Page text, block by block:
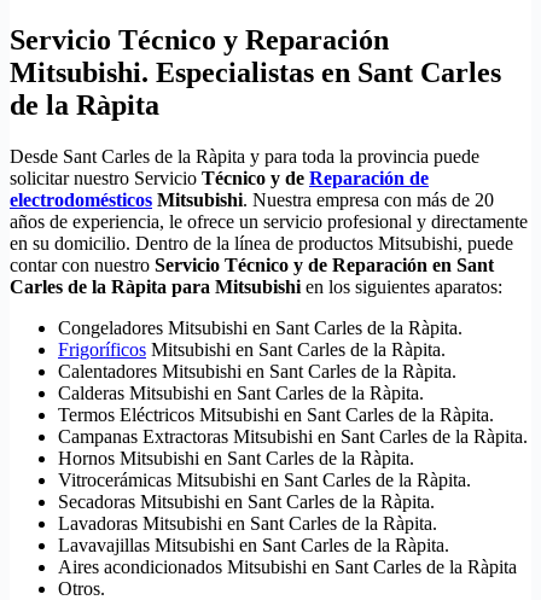
Servicio Técnico y Reparación
Mitsubishi. Especialistas en Sant Carles
de la Ràpita
Desde Sant Carles de la Ràpita y para toda la provincia puede
solicitar nuestro Servicio Técnico y de Reparación de
electrodomésticos Mitsubishi. Nuestra empresa con más de 20
años de experiencia, le ofrece un servicio profesional y directamente
en su domicilio. Dentro de la línea de productos Mitsubishi, puede
contar con nuestro Servicio Técnico y de Reparación en Sant
Carles de la Ràpita para Mitsubishi en los siguientes aparatos:
Congeladores Mitsubishi en Sant Carles de la Ràpita.
Frigoríficos Mitsubishi en Sant Carles de la Ràpita.
Calentadores Mitsubishi en Sant Carles de la Ràpita.
Calderas Mitsubishi en Sant Carles de la Ràpita.
Termos Eléctricos Mitsubishi en Sant Carles de la Ràpita.
Campanas Extractoras Mitsubishi en Sant Carles de la Ràpita.
Hornos Mitsubishi en Sant Carles de la Ràpita.
Vitrocerámicas Mitsubishi en Sant Carles de la Ràpita.
Secadoras Mitsubishi en Sant Carles de la Ràpita.
Lavadoras Mitsubishi en Sant Carles de la Ràpita.
Lavavajillas Mitsubishi en Sant Carles de la Ràpita.
Aires acondicionados Mitsubishi en Sant Carles de la Ràpita
Otros.